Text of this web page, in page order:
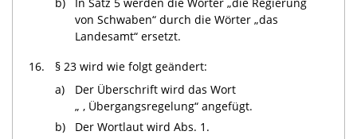
b)
In Satz 5 werden die Wörter „die Regierung
von Schwaben“ durch die Wörter „das
Landesamt“ ersetzt.
16.
§ 23 wird wie folgt geändert:
a)
Der Überschrift wird das Wort
„ , Übergangsregelung“ angefügt.
b)
Der Wortlaut wird Abs. 1.